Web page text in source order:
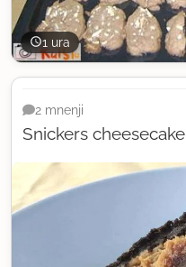
1 ura
Snickers cheesecake
2 mnenji